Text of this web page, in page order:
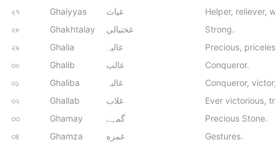
২৭
Ghaiyyas غیاث
Helper, reliever,
২৮
Ghakhtalay غختیالی
Strong.
২৯
Ghalia غالیہ
Precious,
৩০
Ghalib غالب
Conqueror.
৩১
Ghaliba غالبہ
Conqueror,
৩২
Ghallab غلاب
Ever victorious,
৩৩
Ghamay گمہے
Precious Stone.
৩৪
Ghamza غمزه
Gestures.